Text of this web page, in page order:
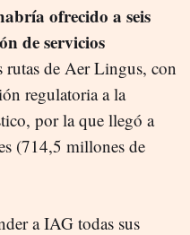
ofrecido a seis
de servicios
rutas de Aer Lingus, con
regulatoria a la
por la que llegó a
(714,5 millones de
a IAG todas sus